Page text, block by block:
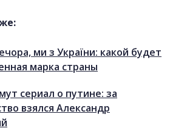
ми з України: какой будет
марка страны
сериал о путине: за
взялся Александр